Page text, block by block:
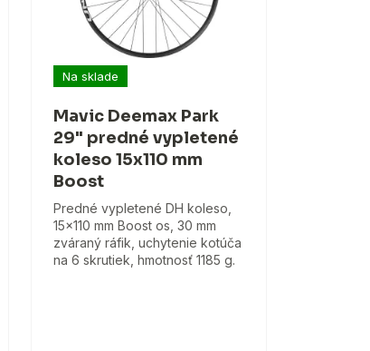
Na sklade
Mavic Deemax Park
29" predné vypletené
koleso 15x110 mm
Boost
Predné vypletené DH koleso,
15x110 mm Boost os, 30 mm
zváraný ráfik, uchytenie kotúča
na 6 skrutiek, hmotnosť 1185 g.